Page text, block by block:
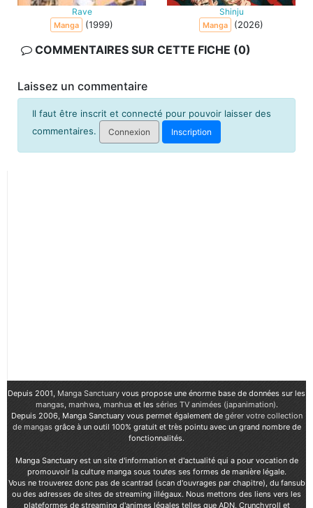
Rave
Manga (1999)
Shinju
Manga (2026)
COMMENTAIRES SUR CETTE FICHE (0)
Laissez un commentaire
Il faut être inscrit et connecté pour pouvoir laisser des
commentaires.
Connexion Inscription
Depuis 2001, Manga Sanctuary vous propose une énorme base de données sur les
mangas, manhwa, manhuaet les séries TV animées (japanimation).
Depuis 2006, Manga Sanctuary vous permet également de gérer votre collection
de mangasgrâce à un outil 100% gratuit et très pointu avec un grand nombre de
fonctionnalités.
Manga Sanctuary est un site d'information et d'actualité qui a pour vocation de
promouvoir la culture manga sous toutes ses formes de manière légale.
Vous ne trouverez donc pas de scantrad (scan d'ouvrages par chapitre), du fansub
ou des adresses de sites de streaming illégaux. Nous mettons des liens vers les
plateformes de streaming d'animes légales telles que ADN, Crunchyroll et